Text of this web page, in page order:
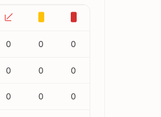
0 0 0
0 0 0
0 0 0